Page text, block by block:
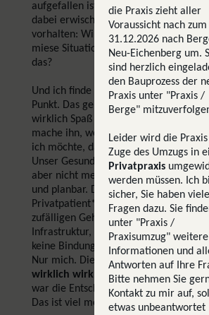
aufgefallen ist: würden meine
dabei erwischen, die würden mir den
vorhalten: Wir dürfen nicht Grübeln,
miese Situationen verlassen, aber der
das?
Und ich finde da hätten Sie alle auch
Punkt. Das geht nicht. Ich mache den
wirklich Spaß daran habe, Menschen
mache ihn, weil ich gute Therapie
ich möchte, dass Menschen wirklich
Unser Gesundheitssystem bietet den
aber nicht mehr so, wie ich ihn für
und planbar. Dann machen wir das halt
Privatpatient*innen sind nicht
zufälligen Gehaltsschwankungen,
Infrastruktur, keine elektronischen
keine Bindung an wirklich schlechte
Nur mich. Die Patient*innen. Und den
wirklich wirklich gute
war die Entscheidung für eine
Das ist viel mehr, wie ich gerne
die Praxis zieht aller
Voraussicht nach zum
31.12.2026 nach
Neu-Eichenberg um.
sind herzlich
den Bauprozess der
Praxis unter "Praxis /
Berge"
Leider wird die
Zuge des Umzugs in
Privatpraxis
werden müssen. Ich
sicher, Sie haben viele
Fragen dazu. Sie
unter "Praxis /
Praxisumzug" weitere
Informationen und
Antworten auf Ihre
Bitte nehmen Sie
Kontakt zu mir auf,
etwas unbeantwortet